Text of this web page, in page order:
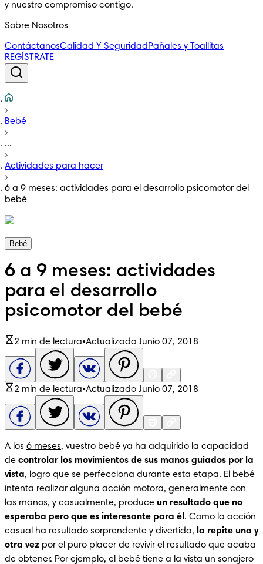
y nuestro compromiso contigo.
Sobre Nosotros
ContáctanosCalidad Y Seguridad Pañales y Toallitas
REGÍSTRATE
Bebé
...
Actividades para hacer
6 a 9 meses: actividades para el desarrollo psicomotor del
bebé
Bebé
6 a 9 meses: actividades
para el desarrollo
psicomotor del bebé
2 min de lectura•Actualizado Junio 07, 2018
2 min de lectura•Actualizado Junio 07, 2018
A los 6 meses, vuestro bebé ya ha adquirido la capacidad
de controlar los movimientos de sus manos guiados por la
vista, logro que se perfecciona durante esta etapa. El bebé
intenta realizar alguna acción motora, generalmente con
las manos, y casualmente, produce un resultado que no
esperaba pero que es interesante para él . Como la acción
casual ha resultado sorprendente y divertida, la repite una y
otra vez por el puro placer de revivir el resultado que acaba
de obtener. Por ejemplo, el bebé tiene a la vista un sonajero